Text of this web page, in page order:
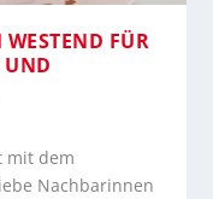
FÜR
UND
mit dem
Nachbarinnen